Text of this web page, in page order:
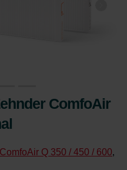
ComfoAir
ComfoAir Q 350 / 450 / 600,